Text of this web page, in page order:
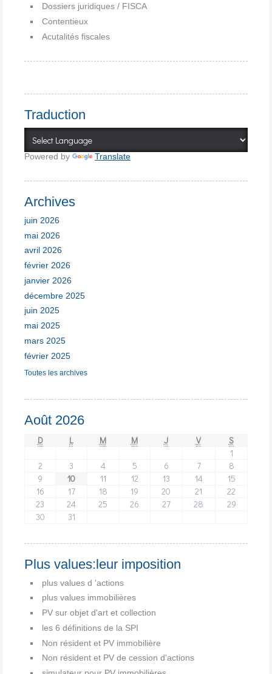
Dossiers juridiques / FISCA
Contentieux
Acutalités fiscales
Traduction
Powered by Translate
Archives
juin 2026
mai 2026
avril 2026
février 2026
janvier 2026
décembre 2025
juin 2025
mai 2025
mars 2025
février 2025
Toutes les archives
Août 2026
D L M M J V
S
1
2
3 4 5 6 7
8
9
10 11 12 13 14
15
16
17 18 19 20 21
22
23
24 25 26 27 28
29
30
31
Plus values:leur imposition
plus values d 'actions
plus values immobilières
PV sur objet d'art et collection
les 6 définitions de la SPI
Non résident et PV immobilière
Non résident et PV de cession d'actions